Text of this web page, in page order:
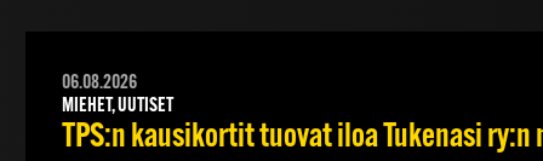
06.08.2026
MIEHET, UUTISET
TPS:n kausikortit tuovat iloa Tukenasi